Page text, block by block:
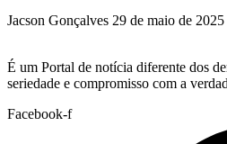
Jacson Gonçalves 29 de maio de 2025
É um Portal de notícia diferente dos
seriedade e compromisso com a
Facebook-f